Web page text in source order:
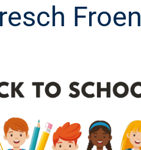
Froen